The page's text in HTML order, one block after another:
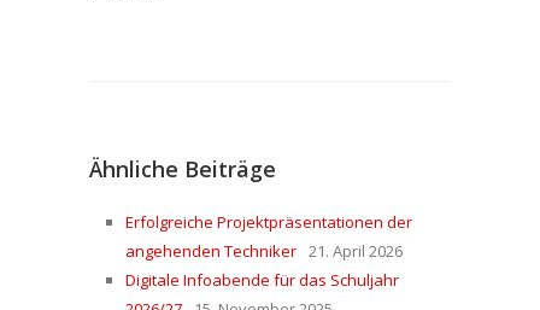
Ähnliche Beiträge
Erfolgreiche Projektpräsentationen der
angehenden Techniker 21. April 2026
Digitale Infoabende für das Schuljahr